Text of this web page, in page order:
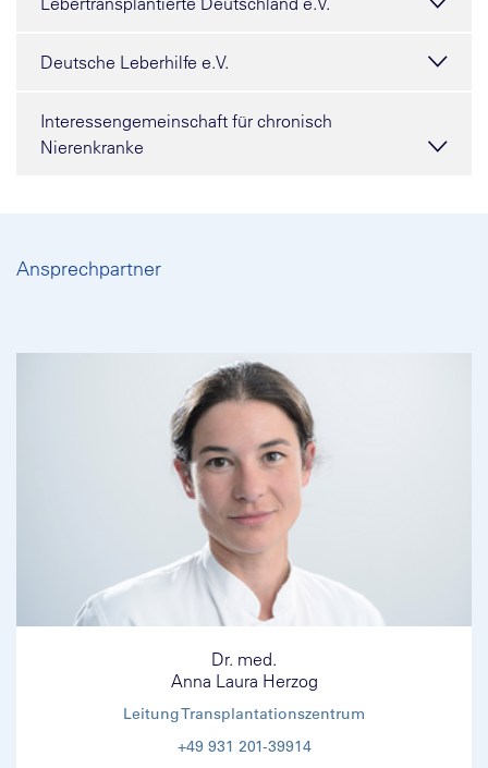
Deutsche Leberhilfe e.V.
Interessengemeinschaft für chronisch
Nierenkranke
Ansprechpartner
Dr. med.
Anna Laura Herzog
Leitung Transplantationszentrum
+49 931 201-39914